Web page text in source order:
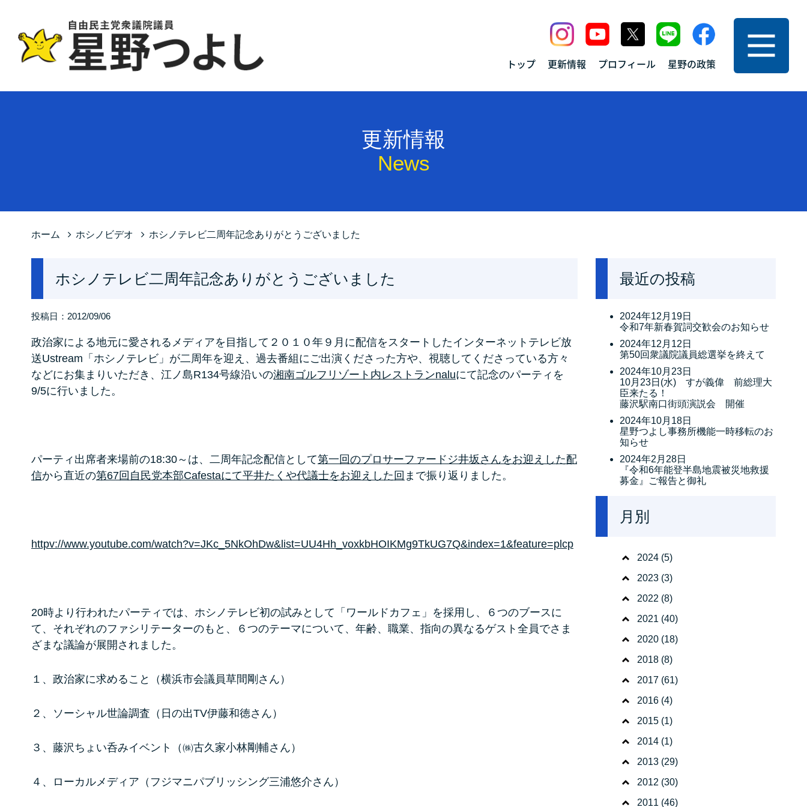
トップ 更新情報 プロフィール 星野の政策
メニュー
更新情報
News
ホーム ホシノビデオ ホシノテレビ二周年記念ありがとうございました
ホシノテレビ二周年記念ありがとうございました
投稿日： 2012/09/06
政治家による地元に愛されるメディアを目指して２０１０年９月に配信をスタートしたインターネットテレビ放
送Ustream「ホシノテレビ」が二周年を迎え、過去番組にご出演くださった方や、視聴してくださっている方々
などにお集まりいただき、江ノ島R134号線沿いの湘南ゴルフリゾート内レストランnaluにて記念のパーティを
9/5に行いました。
パーティ出席者来場前の18:30～は、二周年記念配信として第一回のプロサーファードジ井坂さんをお迎えした配
信から直近の第67回自民党本部Cafestaにて平井たくや代議士をお迎えした回 まで振り返りました。
httpv://www.youtube.com/watch?v=JKc_5NkOhDw&list=UU4Hh_voxkbHOIKMg9TkUG7Q&index=1&feature=plcp
20時より行われたパーティでは、ホシノテレビ初の試みとして「ワールドカフェ」を採用し、６つのブースに
て、それぞれのファシリテーターのもと、６つのテーマについて、年齢、職業、指向の異なるゲスト全員でさま
ざまな議論が展開されました。
１、政治家に求めること（横浜市会議員草間剛さん）
２、ソーシャル世論調査（日の出TV伊藤和徳さん）
３、藤沢ちょい呑みイベント（㈱古久家小林剛輔さん）
４、ローカルメディア（フジマニパブリッシング三浦悠介さん）
最近の投稿
2024年12月19日
令和7年新春賀詞交歓会のお知らせ
2024年12月12日
第50回衆議院議員総選挙を終えて
2024年10月23日
10月23日(水) すが義偉 前総理大
臣来たる！
藤沢駅南口街頭演説会 開催
2024年10月18日
星野つよし事務所機能一時移転のお
知らせ
2024年2月28日
『令和6年能登半島地震被災地救援
募金』ご報告と御礼
月別
2024 (5)
2023 (3)
2022 (8)
2021 (40)
2020 (18)
2018 (8)
2017 (61)
2016 (4)
2015 (1)
2014 (1)
2013 (29)
2012 (30)
2011 (46)